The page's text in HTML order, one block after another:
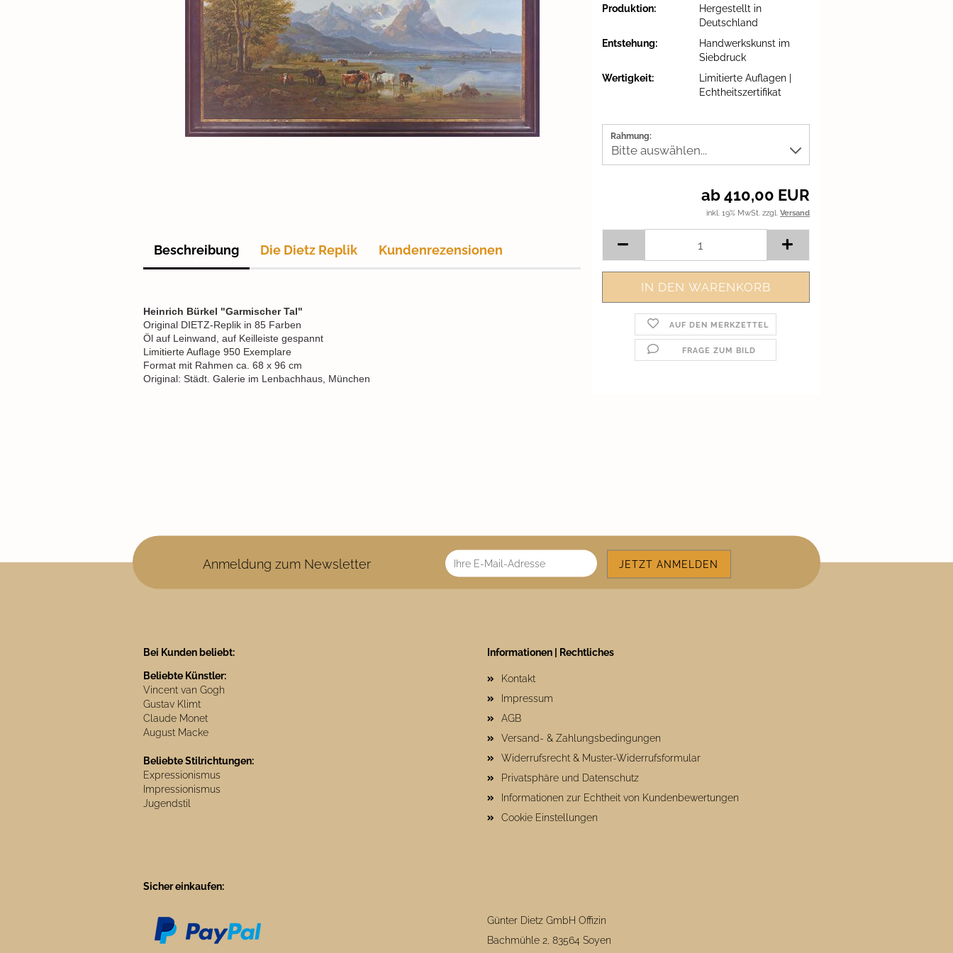
Produktion:
Hergestellt in
Deutschland
Entstehung:
Handwerkskunst im
Siebdruck
Wertigkeit:
Limitierte Auflagen |
Echtheitszertifikat
Rahmung:
ab 410,00 EUR
inkl. 19% MwSt. zzgl. Versand
AUF DEN MERKZETTEL
FRAGE ZUM BILD
Beschreibung Die Dietz Replik Kundenrezensionen
Heinrich Bürkel "Garmischer Tal"
Original DIETZ-Replik in 85 Farben
Öl auf Leinwand, auf Keilleiste gespannt
Limitierte Auflage 950 Exemplare
Format mit Rahmen ca. 68 x 96 cm
Original: Städt. Galerie im Lenbachhaus, München
Anmeldung zum Newsletter
Bei Kunden beliebt:
Beliebte Künstler:
Vincent van Gogh
Gustav Klimt
Claude Monet
August Macke
Beliebte Stilrichtungen:
Expressionismus
Impressionismus
Jugendstil
Informationen | Rechtliches
Kontakt
Impressum
AGB
Versand- & Zahlungsbedingungen
Widerrufsrecht & Muster-Widerrufsformular
Privatsphäre und Datenschutz
Informationen zur Echtheit von Kundenbewertungen
Cookie Einstellungen
Sicher einkaufen:
Günter Dietz GmbH Offizin
Bachmühle 2, 83564 Soyen